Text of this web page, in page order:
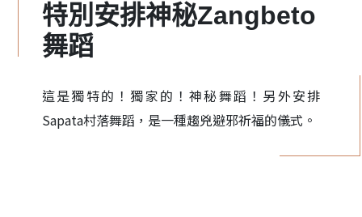
特別安排神秘Zangbeto
舞蹈
這是獨特的！獨家的！神秘舞蹈！另外安排
Sapata村落舞蹈，是一種趨兇避邪祈福的儀式。